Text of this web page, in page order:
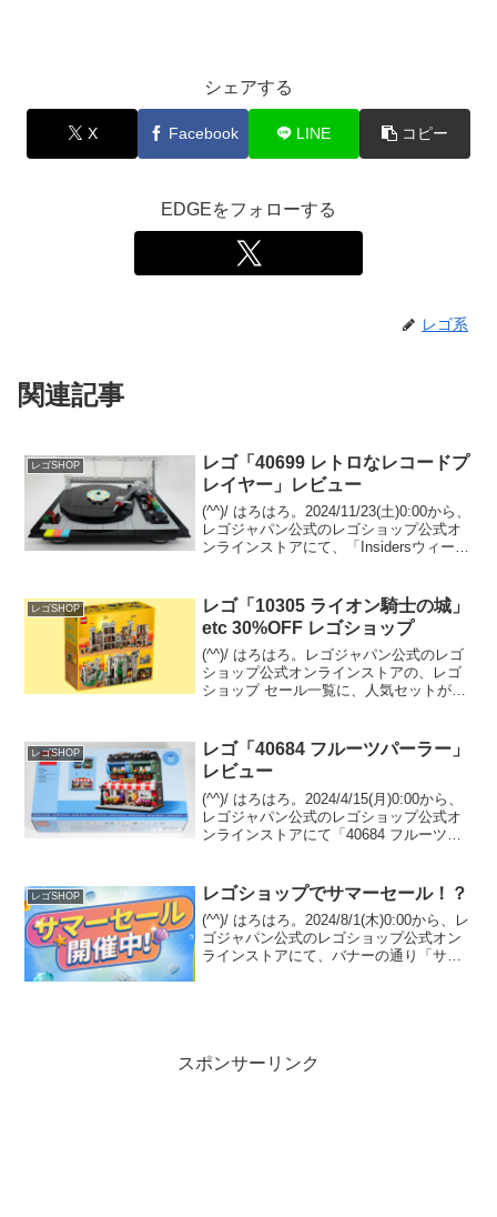
シェアする
X Facebook LINE コピー
EDGEをフォローする
レゴ系
関連記事
レゴSHOP
レゴ「40699 レトロなレコードプ
レイヤー」レビュー
(^^)/ はろはろ。2024/11/23(土)0:00から、
レゴジャパン公式のレゴショップ公式オ
ンラインストアにて、「Insidersウィーク
る年１回の特別感溢れる...
レゴSHOP
レゴ「10305 ライオン騎士の城」
etc 30%OFF レゴショップ
(^^)/ はろはろ。レゴジャパン公式のレゴ
ショップ公式オンラインストアの、レゴ
ショップ セール一覧に、人気セットが
の城」がセール。 置き場所があれば２箱
めも欲し...
レゴSHOP
レゴ「40684 フルーツパーラー」
レビュー
(^^)/ はろはろ。2024/4/15(月)0:00から、
レゴジャパン公式のレゴショップ公式オ
ンラインストアにて「40684 フルーツパ
(税込)以上購入 且...
レゴSHOP レゴショップでサマーセール！？
(^^)/ はろはろ。2024/8/1(木)0:00から、レ
ゴジャパン公式のレゴショップ公式オン
ラインストアにて、バナーの通り「サマ
スポンサーリンク